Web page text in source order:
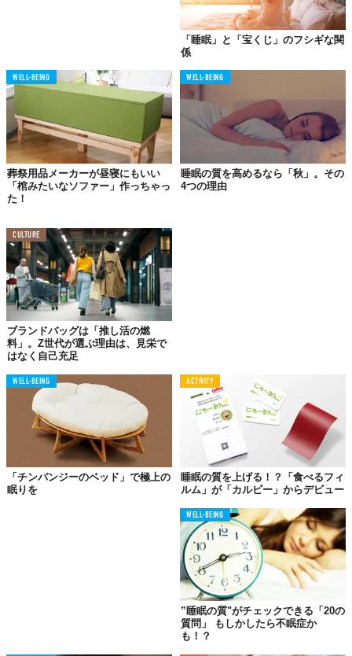
「睡眠」と「宝くじ」のフシギな関
係
WELL-BEING
葬祭用品メーカーが昼寝にもいい
「棺みたいなソファー」作っちゃっ
た！
WELL-BEING
睡眠の質を高めるなら「秋」。その
4つの理由
CULTURE
ブランドバッグは「推し活の燃
料」。Z世代が選ぶ理由は、見栄で
はなく自己充足
WELL-BEING
「チンパンジーのベッド」で極上の
眠りを
ACTIVITY
睡眠の質を上げる！？「食べるフィ
ルム」が「カルビー」からデビュー
WELL-BEING
”睡眠の質"がチェックできる「20の
質問」 もしかしたら不眠症か
も！？